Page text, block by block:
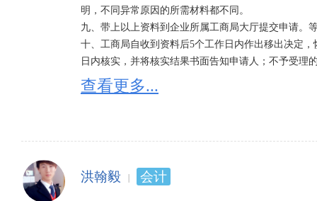
明，不同异常原因的所需材料都不同。
九、带上以上资料到企业所属工商局大厅提交申请。
十、工商局自收到资料后5个工作日内作出移出决定
日内核实，并将核实结果书面告知申请人；不予受理
被列入经营异常名录有什么影响：
一、未按规报送年度报告的企业，可以在补报未报年
查看更多...
洪翰毅 会计